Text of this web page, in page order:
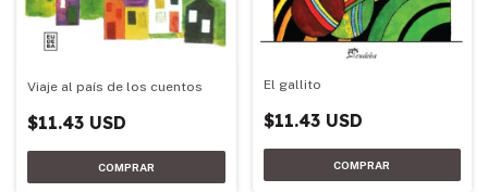
Viaje al país de los cuentos
$11.43 USD
El gallito
$11.43 USD